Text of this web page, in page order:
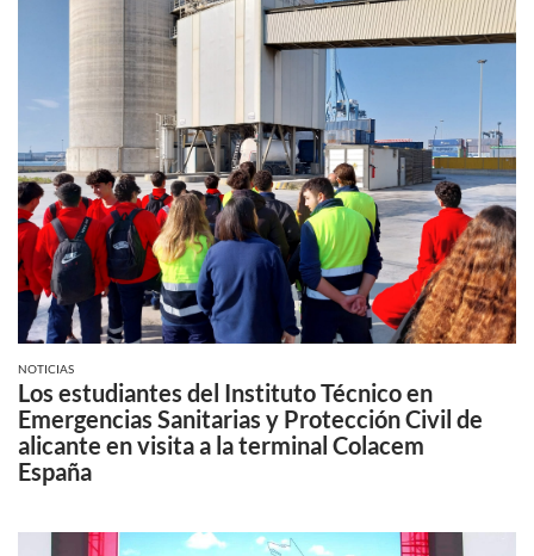
NOTICIAS
Los estudiantes del Instituto Técnico en
Emergencias Sanitarias y Protección Civil de
alicante en visita a la terminal Colacem
España